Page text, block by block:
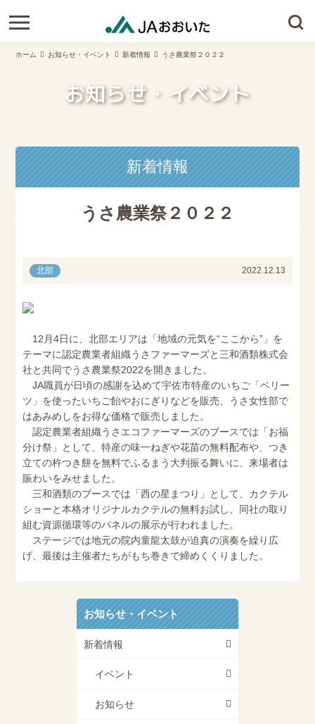
ホーム お知らせ・イベント 新着情報 うさ農業祭２０２２
お知らせ・イベント
お知らせ・イベント
新着情報
イベント
お知らせ
新着情報
うさ農業祭２０２２
北部 2022.12.13
12月4日に、北部エリアは「地域の元気を“ここから”」を
テーマに認定農業者組織うさファーマーズと三和酒類株式会
社と共同でうさ農業祭2022を開きました。
JA職員が日頃の感謝を込めて宇佐市特産のいちご「ベリー
ツ」を使ったいちご飴やおにぎりなどを販売、うさ女性部で
はあみめしをお得な価格で販売しました。
認定農業者組織うさエコファーマーズのブースでは「お福
分け祭」として、特産の味一ねぎや花苗の無料配布や、つき
立ての杵つき餅を無料でふるまう大判振る舞いに、来場者は
賑わいをみせました。
三和酒類のブースでは「西の星まつり」として、カクテル
ショーと本格オリジナルカクテルの無料お試し、同社の取り
組む資源循環等のパネルの展示が行われました。
ステージでは地元の院内童龍太鼓が迫真の演奏を繰り広
げ、最後は主催者たちがもち巻きで締めくくりました。